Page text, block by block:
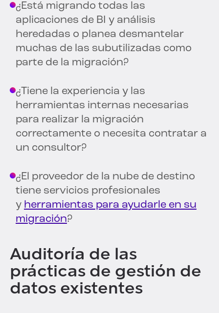
¿Está migrando todas las
aplicaciones de BI y análisis
heredadas o planea desmantelar
muchas de las subutilizadas como
parte de la migración?
¿Tiene la experiencia y las
herramientas internas necesarias
para realizar la migración
correctamente o necesita contratar a
un consultor?
¿El proveedor de la nube de destino
tiene servicios profesionales
y herramientas para ayudarle en su
migración?
Auditoría de las
prácticas de gestión de
datos existentes